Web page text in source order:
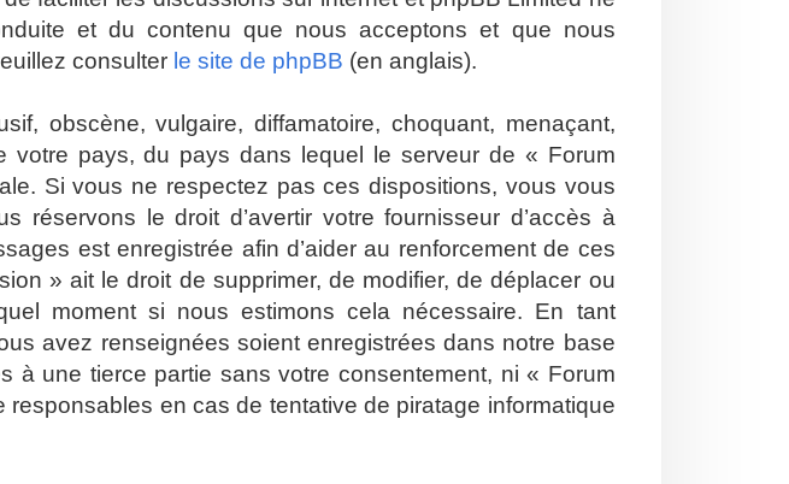
et du contenu que nous acceptons et que nous
consulter le site de phpBB (en anglais).
obscène, vulgaire, diffamatoire, choquant, menaçant,
votre pays, du pays dans lequel le serveur de « Forum
Si vous ne respectez pas ces dispositions, vous vous
réservons le droit d’avertir votre fournisseur d’accès à
est enregistrée afin d’aider au renforcement de ces
» ait le droit de supprimer, de modifier, de déplacer ou
moment si nous estimons cela nécessaire. En tant
avez renseignées soient enregistrées dans notre base
à une tierce partie sans votre consentement, ni « Forum
en cas de tentative de piratage informatique